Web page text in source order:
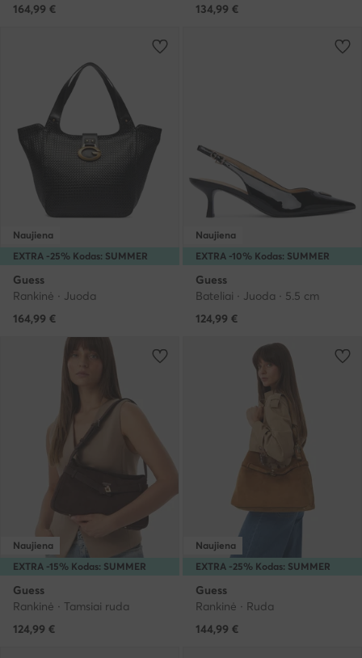
164,99 €
134,99 €
EXTRA -25% Kodas: SUMMER
Naujiena
Guess
Rankinė · Juoda
164,99 €
EXTRA -10% Kodas: SUMMER
Naujiena
Guess
Bateliai · Juoda · 5.5 cm
124,99 €
EXTRA -15% Kodas: SUMMER
Naujiena
Guess
Rankinė · Tamsiai ruda
124,99 €
EXTRA -25% Kodas: SUMMER
Naujiena
Guess
Rankinė · Ruda
144,99 €